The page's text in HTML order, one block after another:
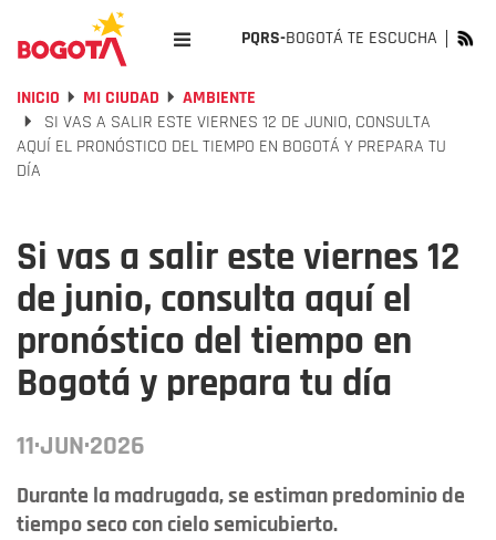
PQRS-BOGOTÁ TE ESCUCHA
INICIO MI CIUDAD
AMBIENTE
SI VAS A SALIR ESTE VIERNES 12 DE JUNIO, CONSULTA
AQUÍ EL PRONÓSTICO DEL TIEMPO EN BOGOTÁ Y PREPARA TU
DÍA
Si vas a salir este viernes 12
de junio, consulta aquí el
pronóstico del tiempo en
Bogotá y prepara tu día
11·JUN·2026
Durante la madrugada, se estiman predominio de
tiempo seco con cielo semicubierto.